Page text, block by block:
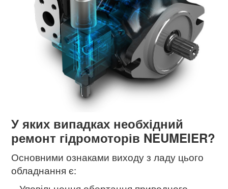
У яких випадках необхідний
ремонт гідромоторів NEUMEIER?
Основними ознаками виходу з ладу цього
обладнання є: